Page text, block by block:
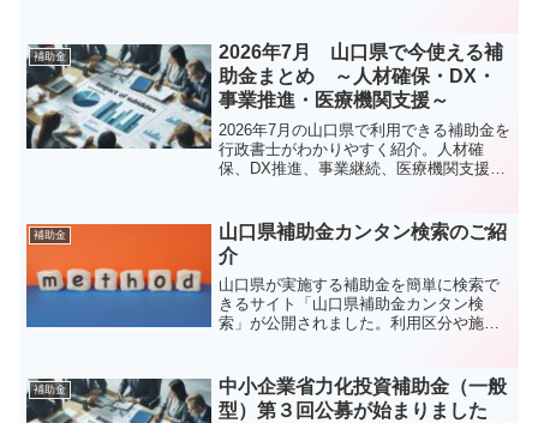
補助金
2026年7月 山口県で今使える補
助金まとめ ～人材確保・DX・
事業推進・医療機関支援～
2026年7月の山口県で利用できる補助金を
行政書士がわかりやすく紹介。人材確
保、DX推進、事業継続、医療機関支援な
補助金
山口県補助金カンタン検索のご紹
介
山口県が実施する補助金を簡単に検索で
きるサイト「山口県補助金カンタン検
索」が公開されました。利用区分や施策
で、気になる補助金があったら、是非お
問合せください。
補助金
中小企業省力化投資補助金（一般
型）第３回公募が始まりました